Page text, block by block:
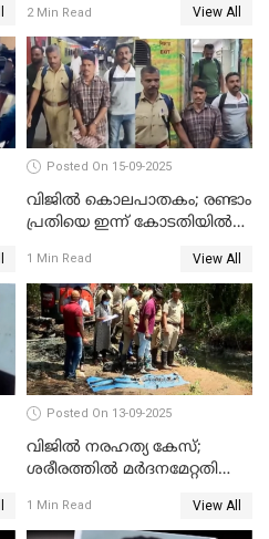
പിഴയും ശിക്ഷ
2 Min Read View All
Posted On 15-09-2025
വിജിൽ കൊലപാതകം; രണ്ടാം
പ്രതിയെ ഇന്ന് കോടതിയിൽ
1 Min Read View All
Posted On 13-09-2025
വിജില്‍ നരഹത്യ കേസ്;
ശരീരത്തില്‍ മര്‍ദനമേറ്റതിന്റെ
റിപ്പോർട്ട് പുറത്ത്
1 Min Read View All